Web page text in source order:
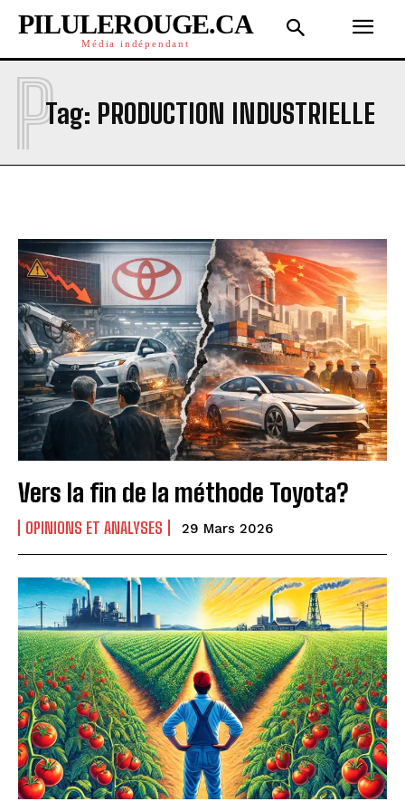
PILULEROUGE.CA
Média indépendant
Tag: PRODUCTION INDUSTRIELLE
P
Vers la fin de la méthode Toyota?
OPINIONS ET ANALYSES 29 Mars 2026